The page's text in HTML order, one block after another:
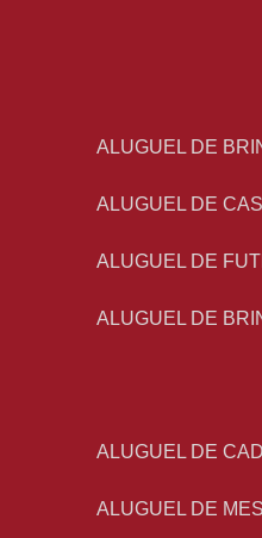
ALUGUEL DE
ALUGUEL DE
ALUGUEL DE
ALUGUEL DE
ALUGUEL DE
ALUGUEL DE